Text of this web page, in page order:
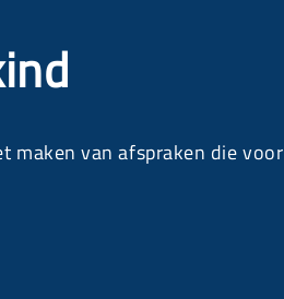
maken van afspraken die voor